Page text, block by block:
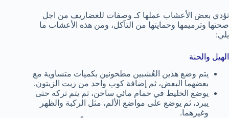
تؤدي بعض الأعشاب عملها كـ وصفات للغضاريف من اجل
صحتها وترميمها وحمايتها من التآكل، ومن هذه الأعشاب ما
يلي:
الهيل والحنة
يتم وضع هذين العُشبين مطحونين بكميات متساوية مع
بعضهما البعض، ثم إضافة كوب واحد من زيت الزيتون.
يوضع الخليط في حمام مائي ساخن، ثم يتم تركه حتى
يبرد، ثم يوضع على مواضع الألم، مثل الركبة والظهر
وغيرهما.